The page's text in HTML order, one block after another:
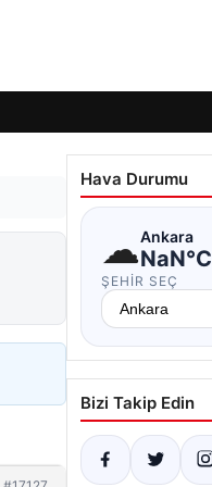
Hava Durumu
☁Ankara
NaN°C
ŞEHIR SEÇ
Bizi Takip Edin